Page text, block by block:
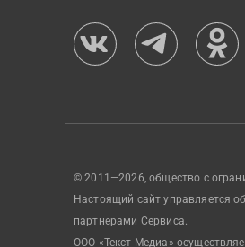
© 2011—2026, общество с
Настоящий сайт управляется
партнерами Сервиса.
ООО «Текст Медиа»